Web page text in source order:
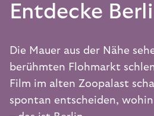
Entdecke
Die Mauer aus der Nähe
berühmten Flohmarkt
Film im alten Zoopalast
spontan entscheiden,